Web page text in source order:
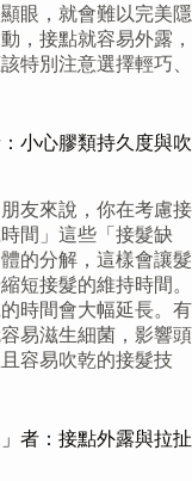
眼，就會難以完美隱
，接點就容易外露，
特別注意選擇輕巧、
小心膠類持久度與吹
友來說，你在考慮接
間」這些「接髮缺
的分解，這樣會讓髮
短接髮的維持時間。
時間會大幅延長。有
易滋生細菌，影響頭
容易吹乾的接髮技
者：接點外露與拉扯